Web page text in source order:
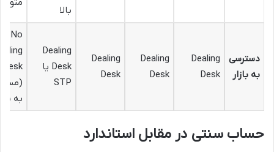
بالا
دسترسی
به بازار
Dealing
Desk
Dealing
Desk
Dealing
Desk
Dealing
Desk یا
STP
No
Desk
به
حساب سنتی در مقابل استاندارد